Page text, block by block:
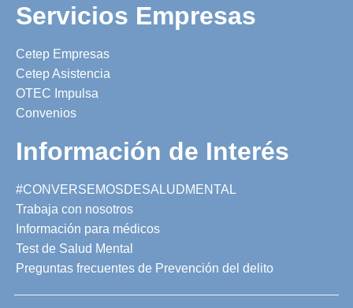
Servicios Empresas
Cetep Empresas
Cetep Asistencia
OTEC Impulsa
Convenios
Información de Interés
#CONVERSEMOSDESALUDMENTAL
Trabaja con nosotros
Información para médicos
Test de Salud Mental
Preguntas frecuentes de Prevención del delito